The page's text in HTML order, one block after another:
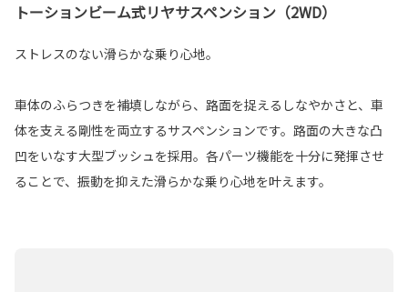
トーションビーム式リヤサスペンション（2WD）
ストレスのない滑らかな乗り心地。
車体のふらつきを補填しながら、路面を捉えるしなやかさと、車
体を支える剛性を両立するサスペンションです。路面の大きな凸
凹をいなす大型ブッシュを採用。各パーツ機能を十分に発揮させ
ることで、振動を抑えた滑らかな乗り心地を叶えます。